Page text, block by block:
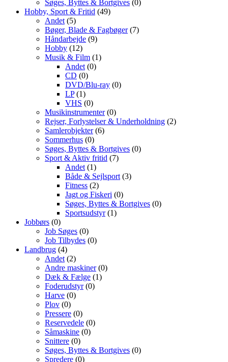
Søges, Byttes & Bortgives (0)
Hobby, Sport & Fritid (49)
Andet (5)
Bøger, Blade & Fagbøger(7)
Håndarbejde (9)
Hobby (12)
Musik & Film (1)
Andet (0)
CD (0)
DVD/Blu-ray (0)
LP(1)
VHS (0)
Musikinstrumenter(0)
Rejser, Forlystelser & Underholdning (2)
Samlerobjekter(6)
Sommerhus (0)
Søges, Byttes & Bortgives (0)
Sport & Aktiv fritid (7)
Andet (1)
Både & Sejlsport (3)
Fitness (2)
Jagt og Fiskeri (0)
Søges, Byttes & Bortgives (0)
Sportsudstyr(1)
Jobbørs (0)
Job Søges (0)
Job Tilbydes (0)
Landbrug (4)
Andet (2)
Andre maskiner(0)
Dæk & Fælge (1)
Foderudstyr(0)
Harve (0)
Plov (0)
Pressere (0)
Reservedele (0)
Såmaskine (0)
Snittere (0)
Søges, Byttes & Bortgives (0)
Spredere (0)